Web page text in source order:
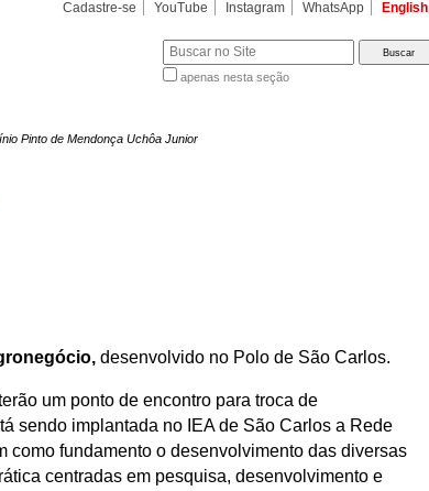
Cadastre-se YouTube Instagram WhatsApp English
apenas nesta seção
Pinto de Mendonça Uchôa Junior
desenvolvido no Polo de São Carlos.
um ponto de encontro para troca de
sendo implantada no IEA de São Carlos a Rede
como fundamento o desenvolvimento das diversas
centradas em pesquisa, desenvolvimento e